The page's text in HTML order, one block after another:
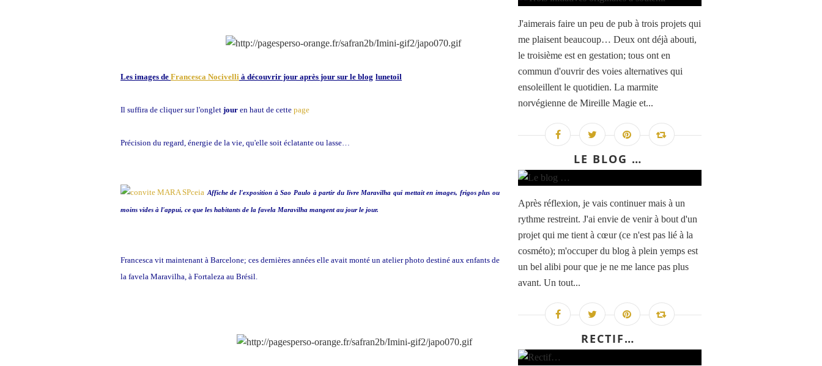
Les images de Francesca Nocivelli à découvrir jour après jour sur le blog lunetoil
Il suffira de cliquer sur l'onglet jour en haut de cette page
Précision du regard, énergie de la vie, qu'elle soit éclatante ou lasse…
Affiche de l'exposition à Sao Paulo à partir du livre Maravilha qui mettait en images, frigos plus ou
moins vides à l'appui, ce que les habitants de la favela Maravilha mangent au jour le jour.
Francesca vit maintenant à Barcelone; ces dernières années elle avait monté un atelier photo destiné aux enfants de
la favela Maravilha, à Fortaleza au Brésil.
J'aimerais faire un peu de pub à trois projets qui
me plaisent beaucoup… Deux ont déjà abouti,
le troisième est en gestation; tous ont en
commun d'ouvrir des voies alternatives qui
ensoleillent le quotidien. La marmite
norvégienne de Mireille Magie et...
LE BLOG …
Après réflexion, je vais continuer mais à un
rythme restreint. J'ai envie de venir à bout d'un
projet qui me tient à cœur (ce n'est pas lié à la
cosméto); m'occuper du blog à plein yemps est
un bel alibi pour que je ne me lance pas plus
avant. Un tout...
RECTIF…